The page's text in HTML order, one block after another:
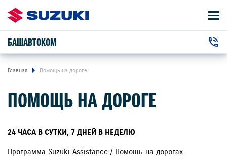
БАШАВТОКОМ
г. Уфа, Салавата Юлаева проспект, 89
АВТОМОБИЛИ
ВЛАДЕЛЬЦАМ
О КОМПАНИИ
КОНТАКТЫ
НОВОСТИ
Главная Помощь на дороге
ПОМОЩЬ НА ДОРОГЕ
24 ЧАСА В СУТКИ, 7 ДНЕЙ В НЕДЕЛЮ
Программа Suzuki Assistance / Помощь на дорогах